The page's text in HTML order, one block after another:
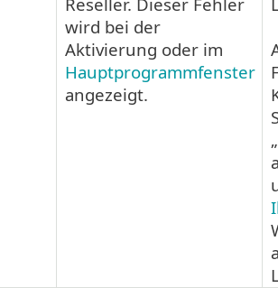
wird bei der
Aktivierung oder im
Hauptprogrammfenster
angezeigt.